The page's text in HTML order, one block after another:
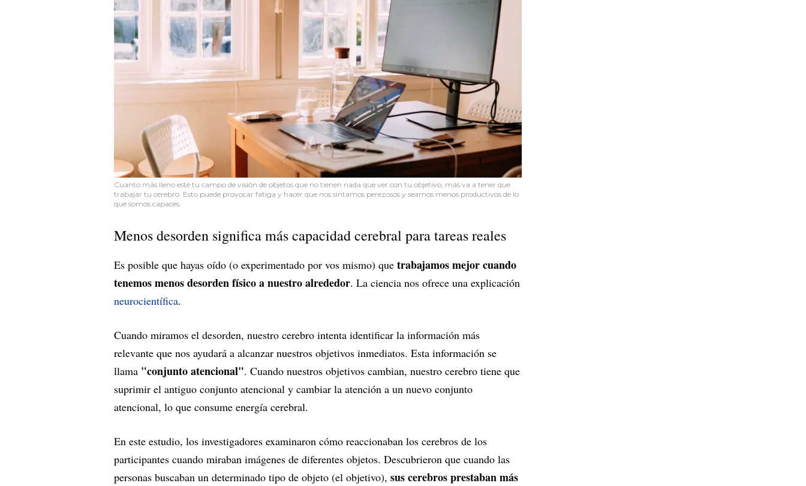
Cuanto más lleno esté tu campo de visión de objetos que no tienen nada que ver con tu objetivo, más va a tener que
trabajar tu cerebro. Esto puede provocar fatiga y hacer que nos sintamos perezosos y seamos menos productivos de lo
que somos capaces.
Menos desorden significa más capacidad cerebral para tareas reales
Es posible que hayas oído (o experimentado por vos mismo) que trabajamos mejor cuando
tenemos menos desorden físico a nuestro alrededor. La ciencia nos ofrece una explicación
neurocientífica.
Cuando miramos el desorden, nuestro cerebro intenta identificar la información más
relevante que nos ayudará a alcanzar nuestros objetivos inmediatos. Esta información se
llama "conjunto atencional". Cuando nuestros objetivos cambian, nuestro cerebro tiene que
suprimir el antiguo conjunto atencional y cambiar la atención a un nuevo conjunto
atencional, lo que consume energía cerebral.
En este estudio, los investigadores examinaron cómo reaccionaban los cerebros de los
participantes cuando miraban imágenes de diferentes objetos. Descubrieron que cuando las
personas buscaban un determinado tipo de objeto (el objetivo), sus cerebros prestaban más